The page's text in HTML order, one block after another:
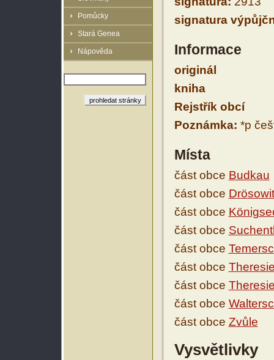
Pomůcky
Stará Genea
Nápověda
signatura
Informace
originál
kniha
Rejstřík obcí
Poznámka: *p
Místa
část obce Budkau
část obce
část obce
část obce
část obce
část obce
část obce
část obce
část obce Zvůle
Vysvětlivky